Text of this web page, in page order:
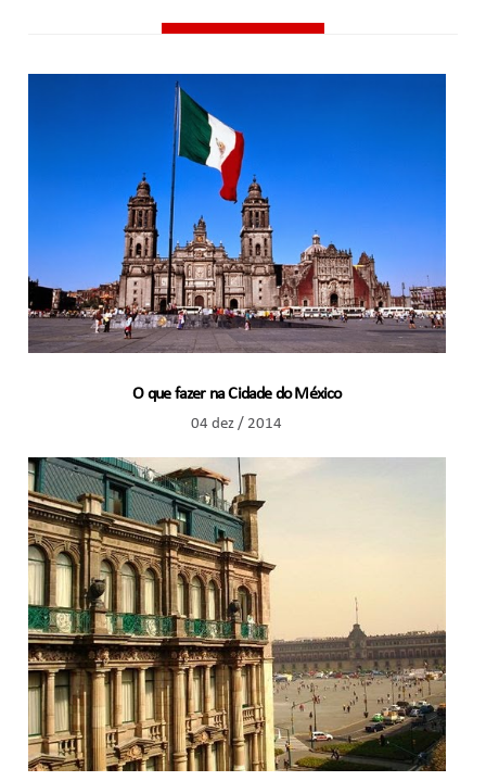
O que fazer na Cidade do México
04 dez / 2014